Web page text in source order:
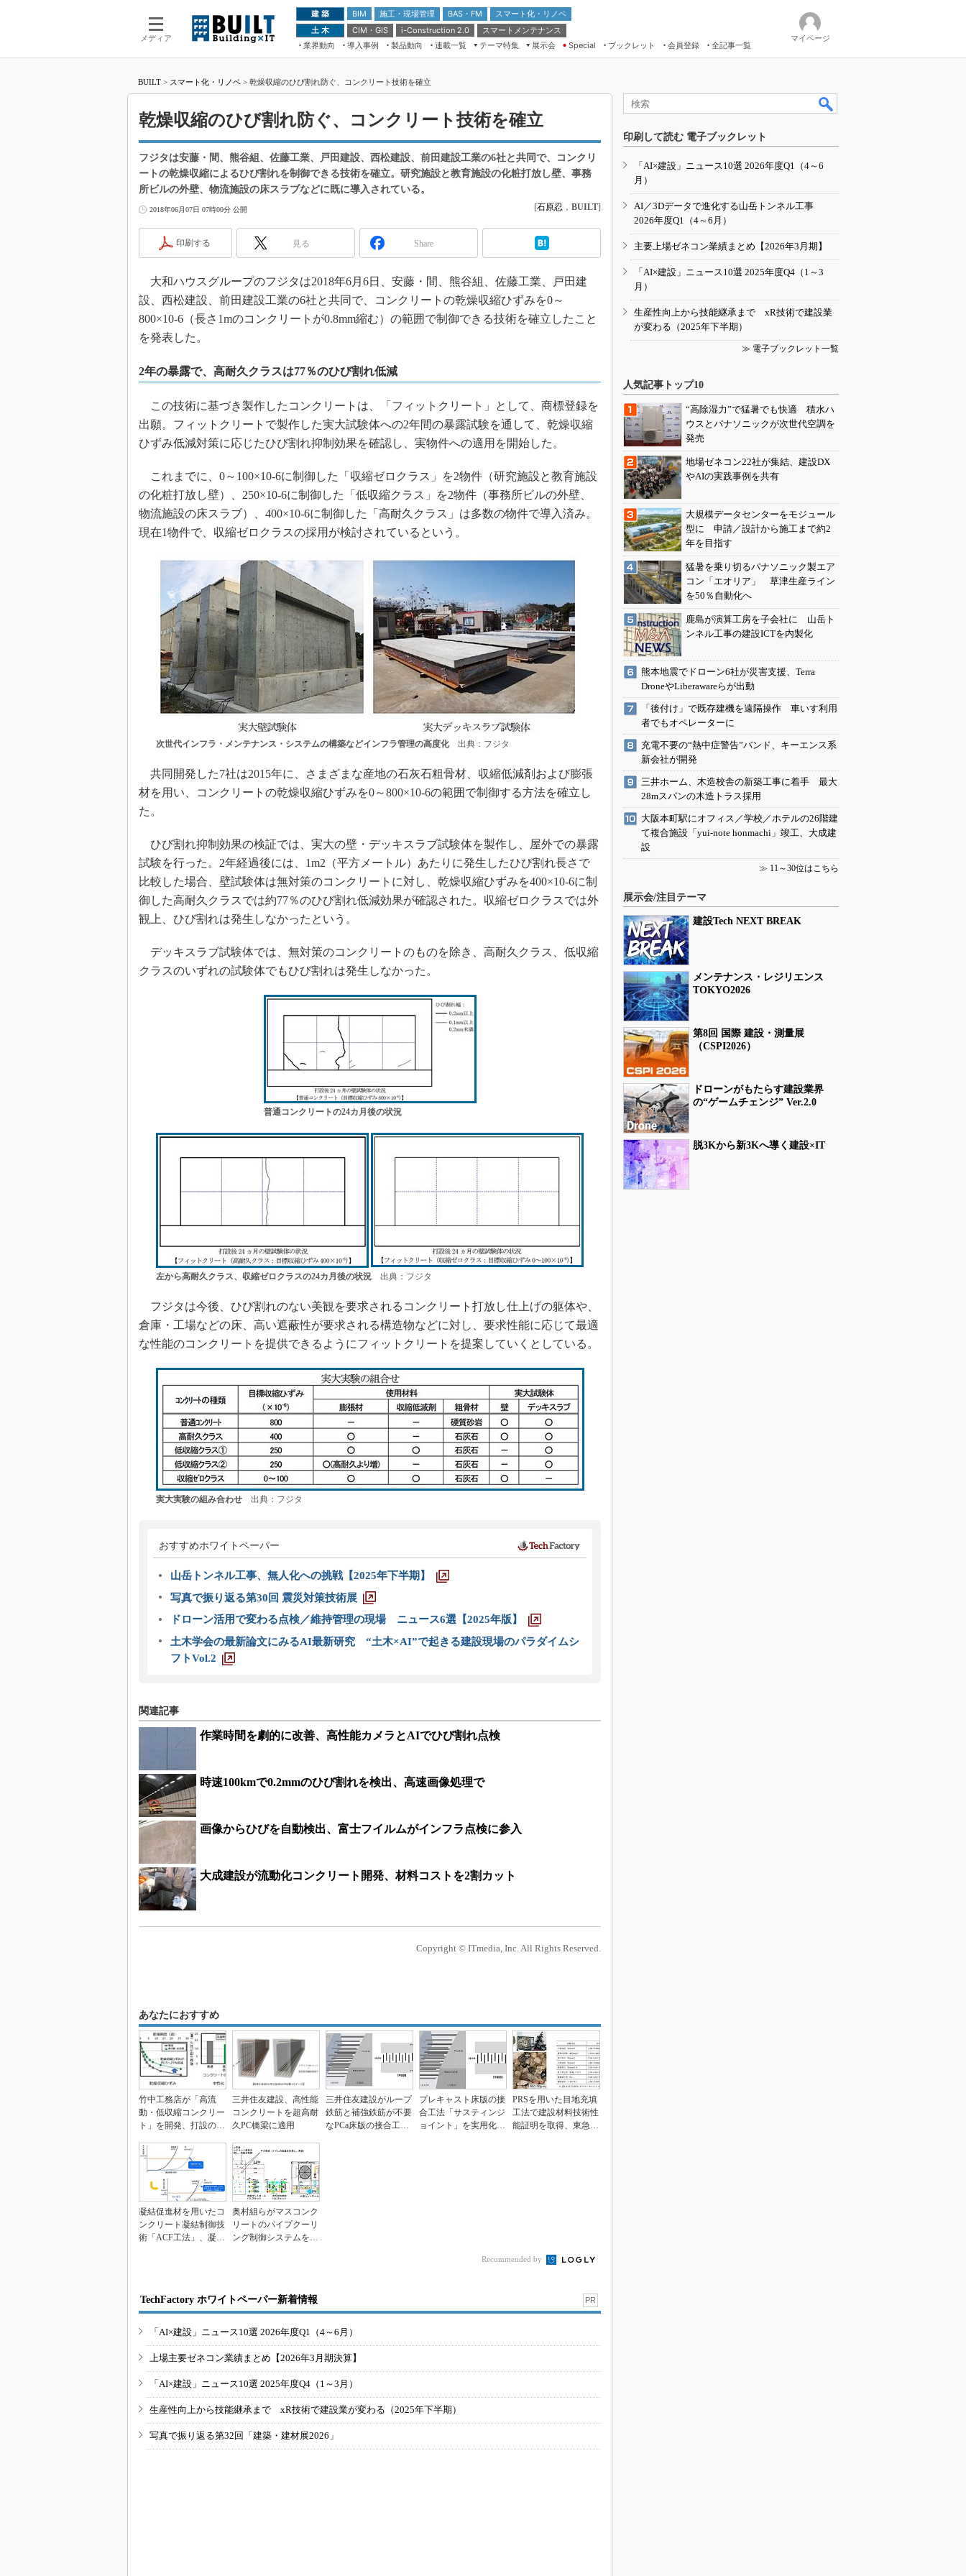
メディア
建 築 BIM 施工・現場管理 BAS・FM
スマート化・リノベ
土 木
CIM・GIS i-Construction 2.0
スマートメンテナンス
業界動向
導入事例 製品動向 連載一覧
テーマ特集
ドローンがもたらす建設業界の“ゲー
ムチェンジ” Ver.2.0
脱3Kから新3Kへ導く建設×IT
“Society5.0”時代のスマートビル
VR／ARが描くモノづくりのミライ
展示会
第8回 国際 建設・測量展
第10回 JAPAN BUILD TOKYO－建
築・土木・不動産の先端技術展－
Japan Drone 2023
2020
Special ブックレット 会員登録 全記事一覧
マイページ
BUILT > スマート化・リノベ > 乾燥収縮のひび割れ防ぐ、コンクリート技術を確立
乾燥収縮のひび割れ防ぐ、コンクリート技術を確立
フジタは安藤・間、熊谷組、佐藤工業、戸田建設、西松建設、前田建設工業の6社と共同で、コンクリ
ートの乾燥収縮によるひび割れを制御できる技術を確立。研究施設と教育施設の化粧打放し壁、事務
所ビルの外壁、物流施設の床スラブなどに既に導入されている。
2018年06月07日 07時00分 公開 [石原忍 ， BUILT]
印刷する 見る Share
大和ハウスグループのフジタは2018年6月6日、安藤・間、熊谷組、佐藤工業、戸田建
設、西松建設、前田建設工業の6社と共同で、コンクリートの乾燥収縮ひずみを0～
800×10-6（長さ1mのコンクリートが0.8mm縮む）の範囲で制御できる技術を確立したこと
を発表した。
2年の暴露で、高耐久クラスは77％のひび割れ低減
この技術に基づき製作したコンクリートは、「フィットクリート」として、商標登録を
出願。フィットクリートで製作した実大試験体への2年間の暴露試験を通して、乾燥収縮
ひずみ低減対策に応じたひび割れ抑制効果を確認し、実物件への適用を開始した。
これまでに、0～100×10-6に制御した「収縮ゼロクラス」を2物件（研究施設と教育施設
の化粧打放し壁）、250×10-6に制御した「低収縮クラス」を2物件（事務所ビルの外壁、
物流施設の床スラブ）、400×10-6に制御した「高耐久クラス」は多数の物件で導入済み。
現在1物件で、収縮ゼロクラスの採用が検討されているという。
次世代インフラ・メンテナンス・システムの構築などインフラ管理の高度化出典：フジタ
共同開発した7社は2015年に、さまざまな産地の石灰石粗骨材、収縮低減剤および膨張
材を用い、コンクリートの乾燥収縮ひずみを0～800×10-6の範囲で制御する方法を確立し
た。
ひび割れ抑制効果の検証では、実大の壁・デッキスラブ試験体を製作し、屋外での暴露
試験を行った。2年経過後には、1m2（平方メートル）あたりに発生したひび割れ長さで
比較した場合、壁試験体は無対策のコンクリートに対し、乾燥収縮ひずみを400×10-6に制
御した高耐久クラスでは約77％のひび割れ低減効果が確認された。収縮ゼロクラスでは外
観上、ひび割れは発生しなかったという。
デッキスラブ試験体では、無対策のコンクリートのものを除き、高耐久クラス、低収縮
クラスのいずれの試験体でもひび割れは発生しなかった。
普通コンクリートの24カ月後の状況
左から高耐久クラス、収縮ゼロクラスの24カ月後の状況 出典：フジタ
フジタは今後、ひび割れのない美観を要求されるコンクリート打放し仕上げの躯体や、
倉庫・工場などの床、高い遮蔽性が要求される構造物などに対し、要求性能に応じて最適
な性能のコンクリートを提供できるようにフィットクリートを提案していくとしている。
実大実験の組み合わせ出典：フジタ
おすすめホワイトペーパー
山岳トンネル工事、無人化への挑戦【2025年下半期】
写真で振り返る第30回 震災対策技術展
ドローン活用で変わる点検／維持管理の現場 ニュース6選【2025年版】
土木学会の最新論文にみるAI最新研究 “土木×AI”で起きる建設現場のパラダイムシ
フトVol.2
関連記事
作業時間を劇的に改善、高性能カメラとAIでひび割れ点検
時速100kmで0.2mmのひび割れを検出、高速画像処理で
画像からひびを自動検出、富士フイルムがインフラ点検に参入
大成建設が流動化コンクリート開発、材料コストを2割カット
Copyright © ITmedia, Inc. All Rights Reserved.
あなたにおすすめ
竹中工務店が「高流
動・低収縮コンクリー
ト」を開発、打設の省
現
三井住友建設、高性能
コンクリートを超高耐
久PC橋梁に適用
三井住友建設がループ
鉄筋と補強鉄筋が不要
なPCa床版の接合工法
プレキャスト床版の接
合工法「サスティンジ
ョイント」を実用化、
PRSを用いた目地充填
工法で建設材料技術性
能証明を取得、東急建
凝結促進材を用いたコ
ンクリート凝結制御技
術「ACF工法」、凝結
奥村組らがマスコンク
リートのパイプクーリ
ング制御システムを開
Recommended by
TechFactory ホワイトペーパー新着情報 PR
「AI×建設」ニュース10選 2026年度Q1（4～6月）
上場主要ゼネコン業績まとめ【2026年3月期決算】
「AI×建設」ニュース10選 2025年度Q4（1～3月）
生産性向上から技能継承まで xR技術で建設業が変わる（2025年下半期）
写真で振り返る第32回「建築・建材展2026」
印刷して読む 電子ブックレット
「AI×建設」ニュース10選 2026年度Q1（4～6
月）
AI／3Dデータで進化する山岳トンネル工事
2026年度Q1（4～6月）
主要上場ゼネコン業績まとめ【2026年3月期】
「AI×建設」ニュース10選 2025年度Q4（1～3
月）
生産性向上から技能継承まで xR技術で建設業
が変わる（2025年下半期）
≫ 電子ブックレット一覧
人気記事トップ10
“高除湿力”で猛暑でも快適 積水ハ
ウスとパナソニックが次世代空調を
発売
地場ゼネコン22社が集結、建設DX
やAIの実践事例を共有
大規模データセンターをモジュール
型に 申請／設計から施工まで約2
年を目指す
猛暑を乗り切るパナソニック製エア
コン「エオリア」 草津生産ライン
を50％自動化へ
鹿島が演算工房を子会社に 山岳ト
ンネル工事の建設ICTを内製化
熊本地震でドローン6社が災害支援、Terra
DroneやLiberawareらが出動
「後付け」で既存建機を遠隔操作 車いす利用
者でもオペレーターに
充電不要の“熱中症警告”バンド、キーエンス系
新会社が開発
三井ホーム、木造校舎の新築工事に着手 最大
28mスパンの木造トラス採用
大阪本町駅にオフィス／学校／ホテルの26階建
て複合施設「yui-note honmachi」竣工、大成建
設
≫ 11～30位はこちら
展示会/注目テーマ
建設Tech NEXT BREAK
メンテナンス・レジリエンス
TOKYO2026
第8回 国際 建設・測量展
（CSPI2026）
ドローンがもたらす建設業界
の“ゲームチェンジ” Ver.2.0
脱3Kから新3Kへ導く建設×IT